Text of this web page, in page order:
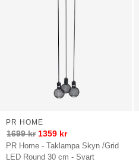
PR Home - Taklampa Skyn /Grid
LED Round 30 cm - Svart
PR HOME
1699kr 1359 kr